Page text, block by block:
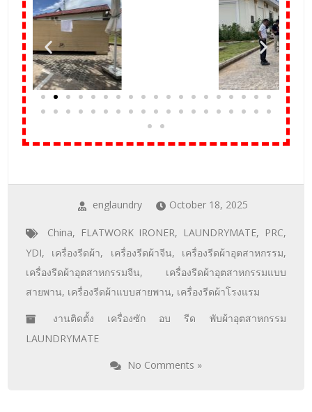
englaundry October 18, 2025
China, FLATWORK IRONER, LAUNDRYMATE, PRC,
YDI, เครื่องรีดผ้า, เครื่องรีดผ้าจีน, เครื่องรีดผ้าอุตสาหกรรม,
เครื่องรีดผ้าอุตสาหกรรมจีน, เครื่องรีดผ้าอุตสาหกรรมแบบ
สายพาน, เครื่องรีดผ้าแบบสายพาน, เครื่องรีดผ้าโรงแรม
งานติดตั้ง เครื่องซัก อบ รีด พับผ้าอุตสาหกรรม
LAUNDRYMATE
No Comments »